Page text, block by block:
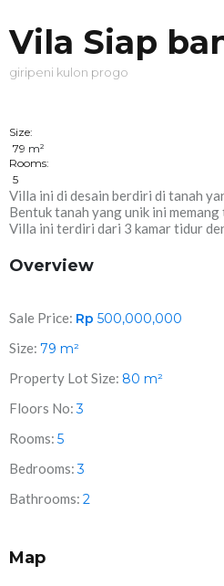
Vila Siap
giripeni kulon progo
Size:
79 m²
Rooms:
5
Villa ini di desain berdiri di tanah
Bentuk tanah yang unik ini
Villa ini terdiri dari 3 kamar tidur
Overview
Sale Price: Rp 500,000,000
Size: 79 m²
Property Lot Size: 80 m²
Floors No:3
Rooms: 5
Bedrooms:3
Bathrooms: 2
Map